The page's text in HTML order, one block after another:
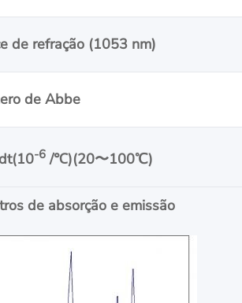
de refração (1053 nm)
de Abbe
-6/℃)(20〜100℃)
de absorção e emissão